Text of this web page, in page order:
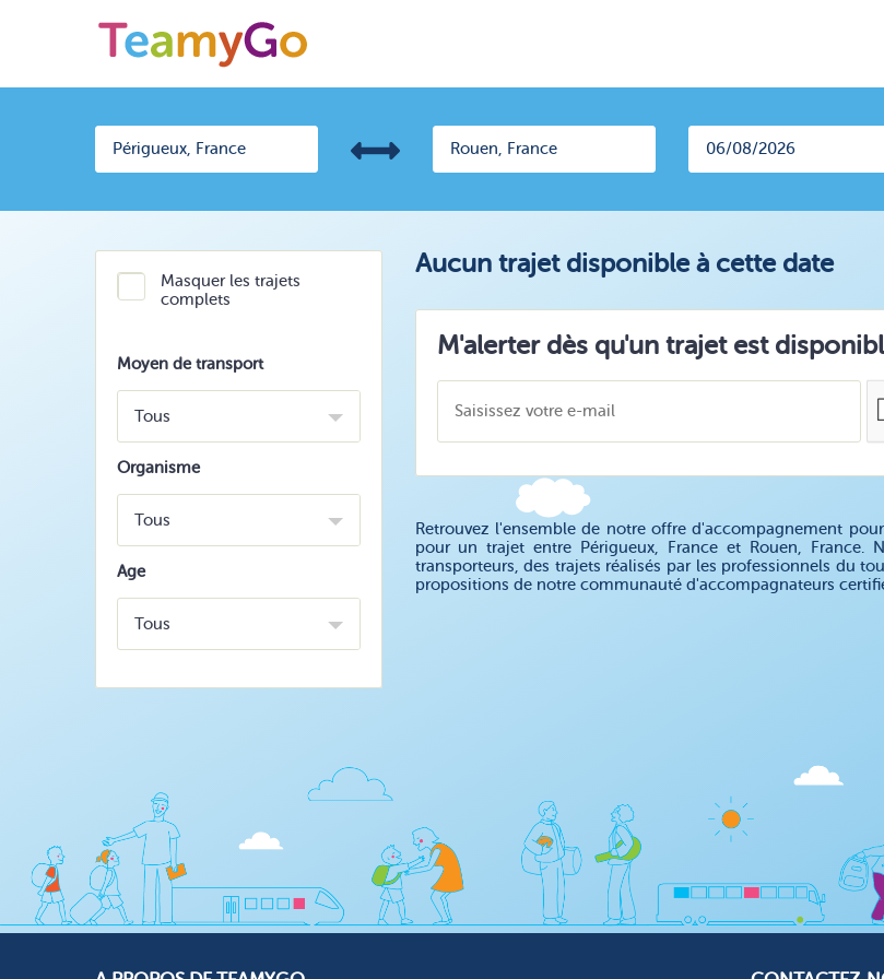
Masquer les trajets
complets
Moyen de transport
Tous
Organisme
Tous
Age
Tous
Aucun trajet disponible à cette date
M'alerter dès qu'un trajet est
Retrouvez l'ensemble de notre offre d'accompagnement
pour un trajet entre Périgueux, France et Rouen, France.
transporteurs, des trajets réalisés par les professionnels du
propositions de notre communauté d'accompagnateurs